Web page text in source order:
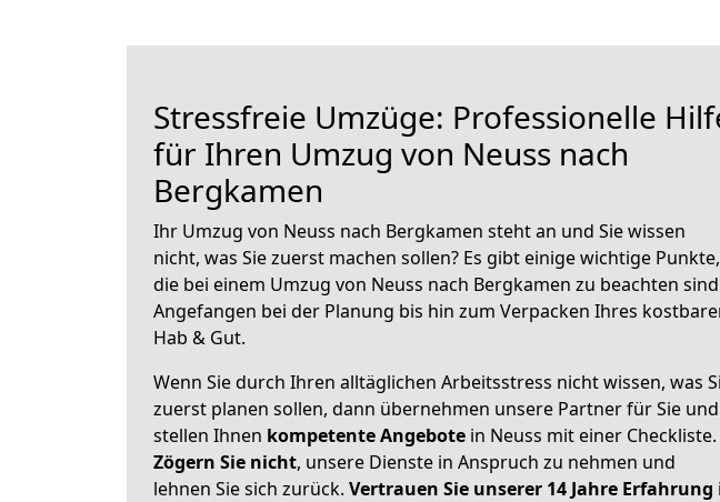
Stressfreie Umzüge: Professionelle
für Ihren Umzug von Neuss nach
Bergkamen
Ihr Umzug von Neuss nach Bergkamen steht an und Sie wissen
nicht, was Sie zuerst machen sollen? Es gibt einige wichtige Punkte,
die bei einem Umzug von Neuss nach Bergkamen zu beachten
Angefangen bei der Planung bis hin zum Verpacken Ihres
Hab & Gut.
Wenn Sie durch Ihren alltäglichen Arbeitsstress nicht wissen, was
zuerst planen sollen, dann übernehmen unsere Partner für Sie und
stellen Ihnen kompetente Angebote in Neuss mit einer Checkliste.
Zögern Sie nicht, unsere Dienste in Anspruch zu nehmen und
lehnen Sie sich zurück. Vertrauen Sie unserer 14 Jahre Erfahrung